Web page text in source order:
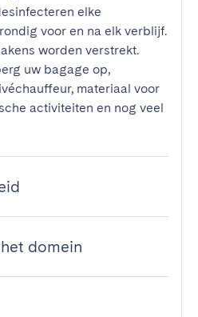
elke
voor en na elk verblijf.
worden verstrekt.
uw bagage op,
materiaal voor
activiteiten en nog veel
domein